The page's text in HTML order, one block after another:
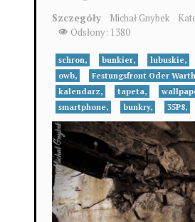
Szczegóły Michał Gnybek
Odsłony: 1380
schron, bunkier,
lubuskie,
owb,
Festungsfront Oder
kalendarz,
tapeta,
smartphone,
bunkry, 35P8,